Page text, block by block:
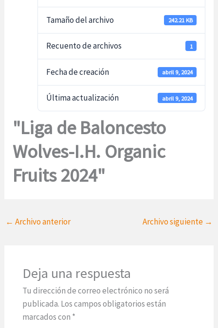
Tamaño del archivo 242.21 KB
Recuento de archivos 1
Fecha de creación abril 9, 2024
Última actualización abril 9, 2024
"Liga de Baloncesto
Wolves-I.H. Organic
Fruits 2024"
← Archivo anterior Archivo siguiente →
Deja una respuesta
Tu dirección de correo electrónico no será
publicada. Los campos obligatorios están
marcados con *